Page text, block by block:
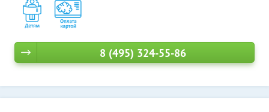
8 (495) 324-55-86